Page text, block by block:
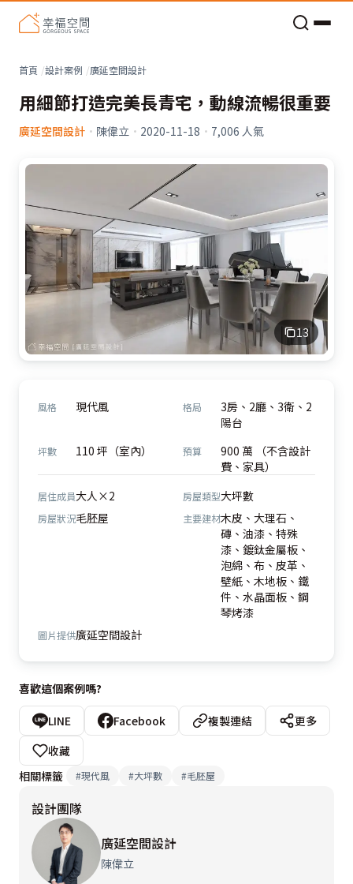
首頁 設計案例 廣延空間設計
用細節打造完美長青宅，動線流暢很重要
廣延空間設計 · 陳偉立 · 2020-11-18 · 7,006 人氣
13
風格 現代風 格局
3房、2廳、3衛、2
陽台
坪數 110 坪（室內） 預算
900 萬 （不含設計
費、家具）
居住成員大人×2 房屋類型大坪數
房屋狀況毛胚屋 主要建材木皮、大理石、
磚、油漆、特殊
漆、鍍鈦金屬板、
泡綿、布、皮革、
壁紙、木地板、鐵
件、水晶面板、鋼
琴烤漆
圖片提供廣延空間設計
喜歡這個案例嗎?
LINE Facebook 複製連結
更多
收藏
相關標籤
#現代風 #大坪數 #毛胚屋
設計團隊
廣延空間設計
陳偉立